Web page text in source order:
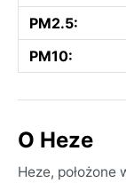
PM2.5:
PM10:
O Heze
Heze,